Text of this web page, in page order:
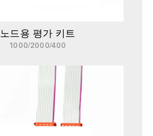
노드용 평가 키트
1000/2000/400